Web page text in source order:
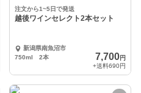
注文から1~5日で発送
越後ワインセレクト2本セット
新潟県南魚沼市
750ml 2本
7,700円
+送料690円